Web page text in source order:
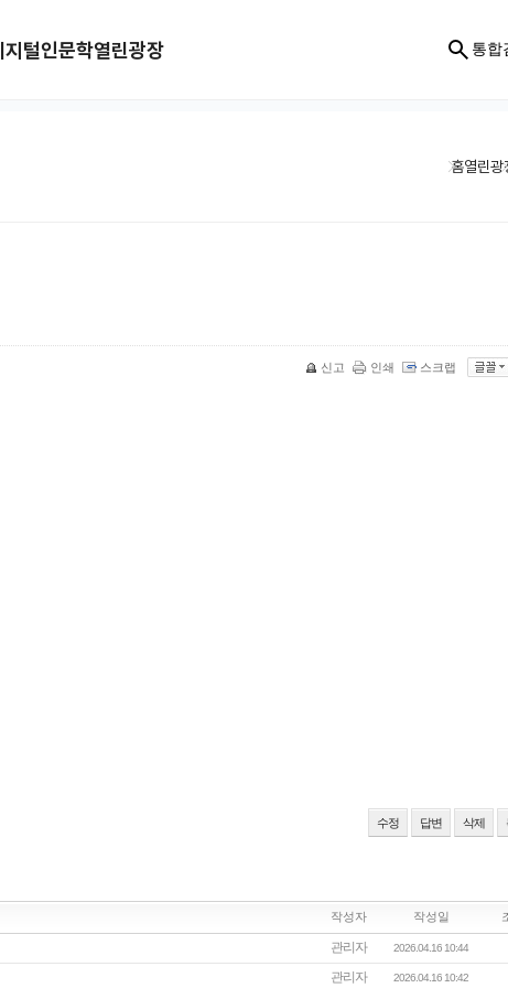
지털인문학열린광장 통합
홈열린광
신고 인쇄 스크랩
수정 답변 삭제
작성자 작성일
관리자 2026.04.16 10:44
관리자 2026.04.16 10:42